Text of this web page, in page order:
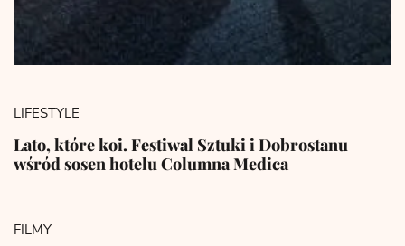
LIFESTYLE
Lato, które koi. Festiwal Sztuki i Dobrostanu
wśród sosen hotelu Columna Medica
FILMY